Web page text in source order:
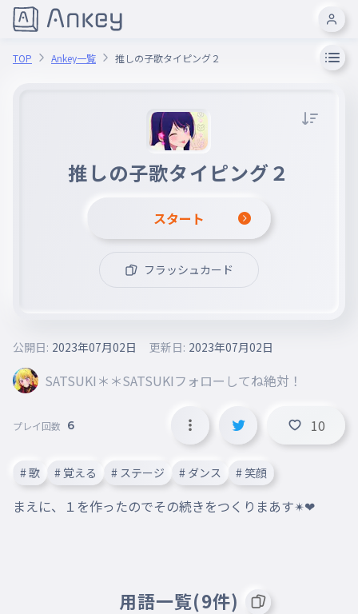
TOP Ankey一覧 推しの子歌タイピング２
推しの子歌タイピング２
スタート
フラッシュカード
SATSUKI＊＊SATSUKIフォローしてね絶対！
公開日: 2023年07月02日 更新日: 2023年07月02日
プレイ回数 6 10
# 歌 # 覚える # ステージ # ダンス # 笑顔
まえに、１を作ったのでその続きをつくりまあす✴❤
用語一覧(9件)